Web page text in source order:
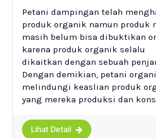
Petani dampingan telah
produk organik namun produk
masih belum bisa dibuktikan
karena produk organik selalu
dikaitkan dengan sebuah
Dengan demikian, petani
melindungi keaslian produk
yang mereka produksi dan
Lihat Detail